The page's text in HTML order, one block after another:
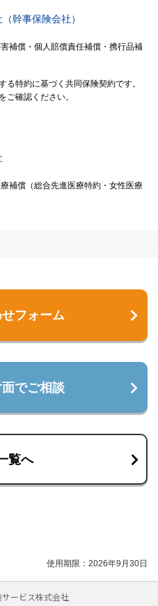
幹事保険会社）
補償・個人賠償責任補償・携行品補
る特約に基づく共同保険契約です。
ご確認ください。
補償（総合先進医療特約・女性医療
フォーム
でご相談
覧へ
使用期限：2026年9月30日
ービス株式会社